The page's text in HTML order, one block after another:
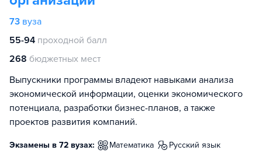
73 вуза
55-94 проходной балл
268 бюджетных мест
Выпускники программы владеют навыками анализа
экономической информации, оценки экономического
потенциала, разработки бизнес-планов, а также
проектов развития компаний.
Экзамены в 72 вузах: математика
русский язык